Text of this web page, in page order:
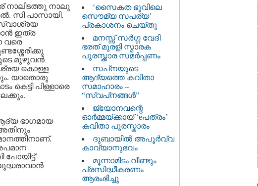
നാലിടത്തു നാലു
സി പാസായി.
ഇത്ര
വരെ
മുഴുവന്‍
കൊള്ള
യാതൊരു
കെട്ടി പിള്ളാരെ
ഭാഗമായ
‘സൈകത ഭൂവിലെ
സൌമ്യ സപര്യ’
പ്രകാശനം ചെയ്തു
മനസ്സ് സര്‍ഗ്ഗ വേദി
ഭരത് മുരളി സ്മാരക
പുരസ്ക്കാര സമര്‍പ്പണം
സപ്‌നയുടെ
ആദ്യത്തെ കവിതാ
സമാഹാരം –
“സ്വപ്‌നങ്ങള്‍”
ജ്യോനവന്റെ
ഓര്‍മ്മയ്ക്കായ് ‘eപത്രം’
കവിതാ പുരസ്കാരം
ദുബായില്‍ അപൂര്‍വ്വ
കാവ്യാനുഭവം
മൂന്നാമിടം വീണ്ടും
പ്രസിദ്ധീകരണം
ആരംഭിച്ചു